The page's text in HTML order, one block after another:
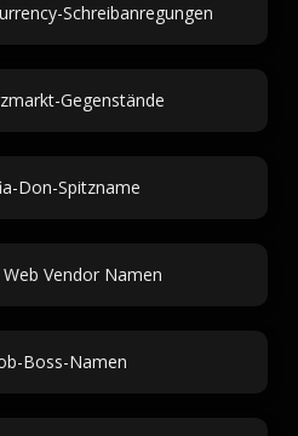
Schreibanregungen
Gegenstände
Don-Spitzname
Vendor Namen
Boss-Namen